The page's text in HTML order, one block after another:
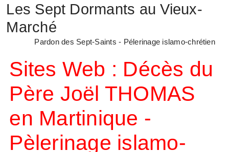
Les Sept Dormants au Vieux-
Marché
Pardon des Sept-Saints - Pélerinage islamo-chrétien
Sites Web : Décès du
Père Joël THOMAS
en Martinique -
Pèlerinage islamo-